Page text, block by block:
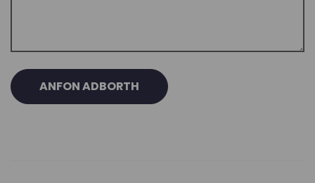
ANFON ADBORTH